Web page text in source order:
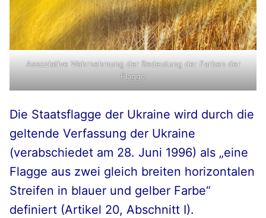
Assoziative Wahrnehmung der Bedeutung der Farben der
Flagge
Die Staatsflagge der Ukraine wird durch die
geltende Verfassung der Ukraine
(verabschiedet am 28. Juni 1996) als „eine
Flagge aus zwei gleich breiten horizontalen
Streifen in blauer und gelber Farbe“
definiert (Artikel 20, Abschnitt I).